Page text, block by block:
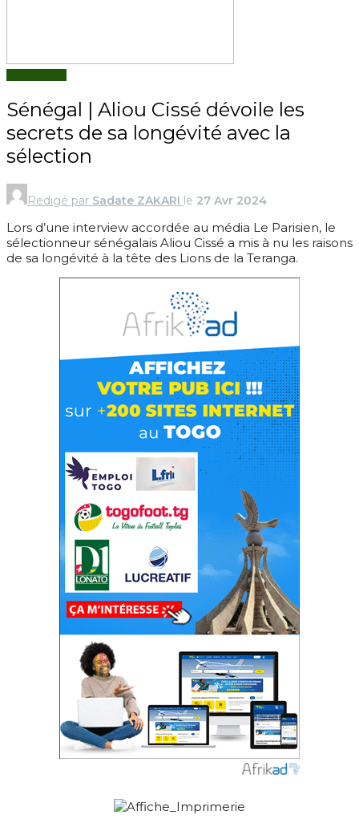
Sénégal | Aliou Cissé dévoile les
secrets de sa longévité avec la
sélection
Redigé par Sadate ZAKARI le 27 Avr 2024
Lors d’une interview accordée au média Le Parisien, le
sélectionneur sénégalais Aliou Cissé a mis à nu les raisons
de sa longévité à la tête des Lions de la Teranga.